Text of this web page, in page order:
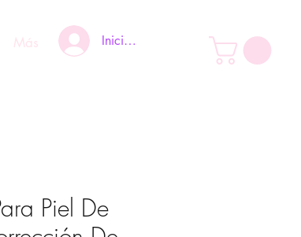
Más Iniciar sesión
Piel De